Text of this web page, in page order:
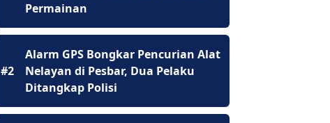
Permainan
#2
Alarm GPS Bongkar Pencurian Alat
Nelayan di Pesbar, Dua Pelaku
Ditangkap Polisi